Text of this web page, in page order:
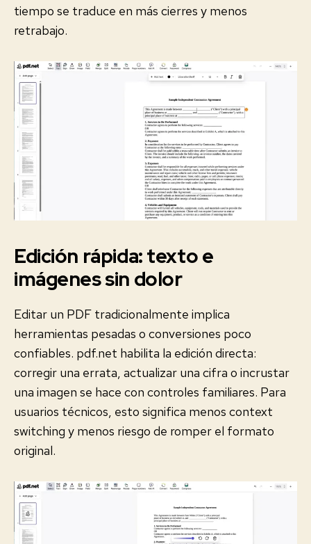
tiempo se traduce en más cierres y menos
retrabajo.
Edición rápida: texto e
imágenes sin dolor
Editar un PDF tradicionalmente implica
herramientas pesadas o conversiones poco
confiables. pdf.net habilita la edición directa:
corregir una errata, actualizar una cifra o incrustar
una imagen se hace con controles familiares. Para
usuarios técnicos, esto significa menos context
switching y menos riesgo de romper el formato
original.